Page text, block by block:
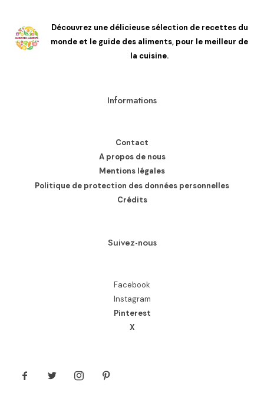
Découvrez une délicieuse sélection de recettes du
monde et le guide des aliments, pour le meilleur de
la cuisine.
Informations
Contact
A propos de nous
Mentions légales
Politique de protection des données personnelles
Crédits
Suivez-nous
Facebook
Instagram
Pinterest
X